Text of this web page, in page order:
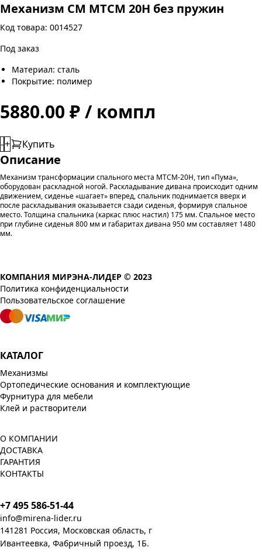
Механизм СМ МТСМ 20Н без пружин
Код товара: 0014527
Под заказ
Материал: сталь
Покрытие: полимер
5880.00 ₽ / компл
-+ Купить
Описание
Механизм трансформации спального места МТСМ-20Н, тип «Пума»,
оборудован раскладной ногой. Раскладывание дивана происходит одним
движением, сиденье «шагает» вперед, спальник поднимается вверх и
после раскладывания оказывается сзади сиденья, формируя спальное
место. Толщина спальника (каркас плюс настил) 175 мм. Спальное место
при глубине сиденья 800 мм и габаритах дивана 950 мм составляет 1480
мм.
КОМПАНИЯ МИРЭНА-ЛИДЕР © 2023
Политика конфиденциальности
Пользовательское соглашение
КАТАЛОГ
Механизмы
Ортопедические основания и комплектующие
Фурнитура для мебели
Клей и растворители
О КОМПАНИИ
ДОСТАВКА
ГАРАНТИЯ
КОНТАКТЫ
+7 495 586-51-44
info@mirena-lider.ru
141281 Россия, Московская область, г
Ивантеевка, Фабричный проезд, 1Б.